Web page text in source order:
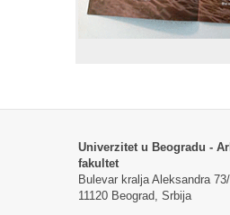
Univerzitet u Beogradu -
fakultet
Bulevar kralja Aleksandra 73/II
11120 Beograd, Srbija